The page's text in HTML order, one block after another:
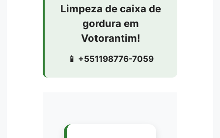
Limpeza de caixa de
gordura em
Votorantim!
📱 +551198776-7059